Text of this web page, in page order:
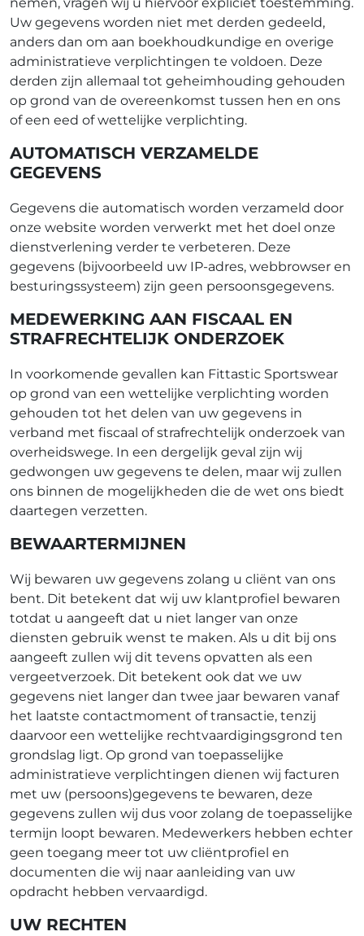
nemen, vragen wij u hiervoor expliciet toestemming.
Uw gegevens worden niet met derden gedeeld,
anders dan om aan boekhoudkundige en overige
administratieve verplichtingen te voldoen. Deze
derden zijn allemaal tot geheimhouding gehouden
op grond van de overeenkomst tussen hen en ons
of een eed of wettelijke verplichting.
AUTOMATISCH VERZAMELDE
GEGEVENS
Gegevens die automatisch worden verzameld door
onze website worden verwerkt met het doel onze
dienstverlening verder te verbeteren. Deze
gegevens (bijvoorbeeld uw IP-adres, webbrowser en
besturingssysteem) zijn geen persoonsgegevens.
MEDEWERKING AAN FISCAAL EN
STRAFRECHTELIJK ONDERZOEK
In voorkomende gevallen kan Fittastic Sportswear
op grond van een wettelijke verplichting worden
gehouden tot het delen van uw gegevens in
verband met fiscaal of strafrechtelijk onderzoek van
overheidswege. In een dergelijk geval zijn wij
gedwongen uw gegevens te delen, maar wij zullen
ons binnen de mogelijkheden die de wet ons biedt
daartegen verzetten.
BEWAARTERMIJNEN
Wij bewaren uw gegevens zolang u cliënt van ons
bent. Dit betekent dat wij uw klantprofiel bewaren
totdat u aangeeft dat u niet langer van onze
diensten gebruik wenst te maken. Als u dit bij ons
aangeeft zullen wij dit tevens opvatten als een
vergeetverzoek. Dit betekent ook dat we uw
gegevens niet langer dan twee jaar bewaren vanaf
het laatste contactmoment of transactie, tenzij
daarvoor een wettelijke rechtvaardigingsgrond ten
grondslag ligt. Op grond van toepasselijke
administratieve verplichtingen dienen wij facturen
met uw (persoons)gegevens te bewaren, deze
gegevens zullen wij dus voor zolang de toepasselijke
termijn loopt bewaren. Medewerkers hebben echter
geen toegang meer tot uw cliëntprofiel en
documenten die wij naar aanleiding van uw
opdracht hebben vervaardigd.
UW RECHTEN